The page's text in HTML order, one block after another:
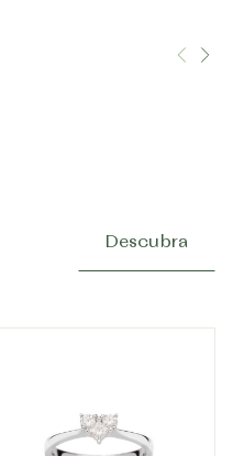
Descubra